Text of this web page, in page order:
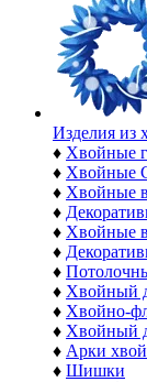
Изделия из
♦ Хвойные
♦ Хвойные
♦ Хвойные
♦
♦ Хвойные
♦
♦
♦ Хвойный
♦ Хвойно-
♦ Хвойный
♦ Арки
♦ Шишки